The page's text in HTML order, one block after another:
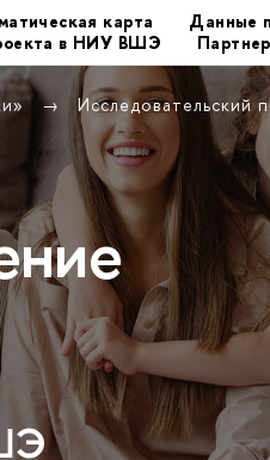
карта
Данные
в НИУ ВШЭ